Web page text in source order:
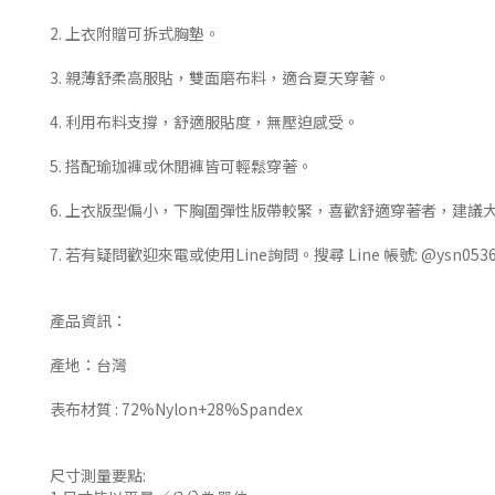
2. 上衣附贈可拆式胸墊。
3. 親薄舒柔高服貼，雙面磨布料，適合夏天穿著。
4. 利用布料支撐，舒適服貼度，無壓迫感受。
5. 搭配瑜珈褲或休閒褲皆可輕鬆穿著。
6. 上衣版型偏小，下胸圍彈性版帶較緊，喜歡舒適穿著者，建議
7. 若有疑問歡迎來電或使用Line詢問。搜尋 Line 帳號:
產品資訊：
產地：台灣
表布材質 : 72%Nylon+28%Spandex
尺寸測量要點: